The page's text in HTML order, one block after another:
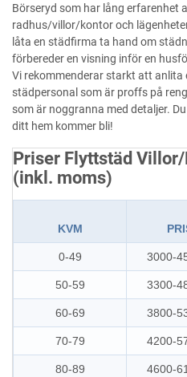
Börseryd som har lång erfarenhet
radhus/villor/kontor och
låta en städfirma ta hand om
förbereder en visning inför en
Vi rekommenderar starkt att
städpersonal som är proffs på
som är noggranna med detaljer.
ditt hem kommer bli!
Priser Flyttstäd
(inkl. moms)
KVM
0-49 3000-
50-59 3300-
60-69 3800-
70-79 4200-
80-89 4600-